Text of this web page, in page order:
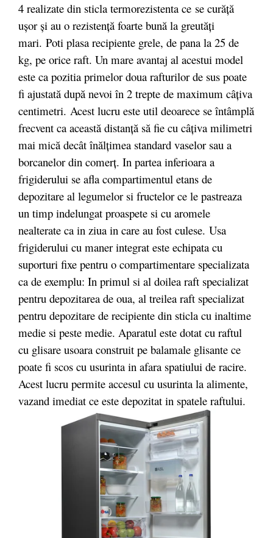
4 realizate din sticla termorezistenta ce se curăță
ușor și au o rezistență foarte bună la greutăți
mari. Poti plasa recipiente grele, de pana la 25 de
kg, pe orice raft. Un mare avantaj al acestui model
este ca pozitia primelor doua rafturilor de sus poate
fi ajustată după nevoi în 2 trepte de maximum câţiva
centimetri. Acest lucru este util deoarece se întâmplă
frecvent ca această distanţă să fie cu câţiva milimetri
mai mică decât înălţimea standard vaselor sau a
borcanelor din comerţ. In partea inferioara a
frigiderului se afla compartimentul etans de
depozitare al legumelor si fructelor ce le pastreaza
un timp indelungat proaspete si cu aromele
nealterate ca in ziua in care au fost culese. Usa
frigiderului cu maner integrat este echipata cu
suporturi fixe pentru o compartimentare specializata
ca de exemplu: In primul si al doilea raft specializat
pentru depozitarea de oua, al treilea raft specializat
pentru depozitare de recipiente din sticla cu inaltime
medie si peste medie. Aparatul este dotat cu raftul
cu glisare usoara construit pe balamale glisante ce
poate fi scos cu usurinta in afara spatiului de racire.
Acest lucru permite accesul cu usurinta la alimente,
vazand imediat ce este depozitat in spatele raftului.